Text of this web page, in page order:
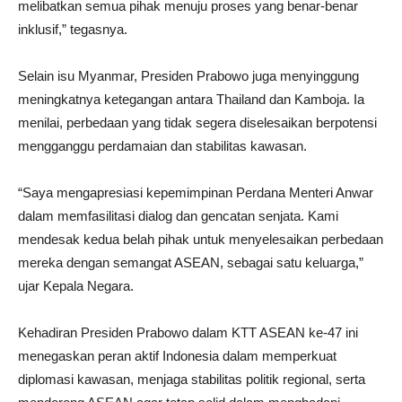
melibatkan semua pihak menuju proses yang benar-benar
inklusif,” tegasnya.
Selain isu Myanmar, Presiden Prabowo juga menyinggung
meningkatnya ketegangan antara Thailand dan Kamboja. Ia
menilai, perbedaan yang tidak segera diselesaikan berpotensi
mengganggu perdamaian dan stabilitas kawasan.
“Saya mengapresiasi kepemimpinan Perdana Menteri Anwar
dalam memfasilitasi dialog dan gencatan senjata. Kami
mendesak kedua belah pihak untuk menyelesaikan perbedaan
mereka dengan semangat ASEAN, sebagai satu keluarga,”
ujar Kepala Negara.
Kehadiran Presiden Prabowo dalam KTT ASEAN ke-47 ini
menegaskan peran aktif Indonesia dalam memperkuat
diplomasi kawasan, menjaga stabilitas politik regional, serta